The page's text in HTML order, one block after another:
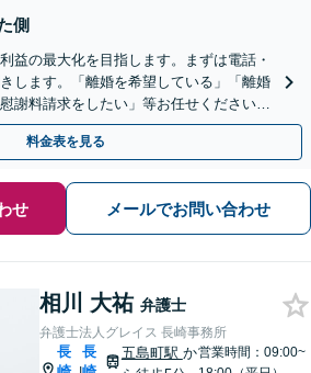
側
益の最大化を目指します。まずは電話・
します。「離婚を希望している」「離婚
謝料請求をしたい」等お任せください。
料金表を見る
せ メールでお問い合わせ
相川 大祐 弁護士
弁護士法人グレイス 長崎事務所
長
長
五島町駅 か営業時間：09:00~